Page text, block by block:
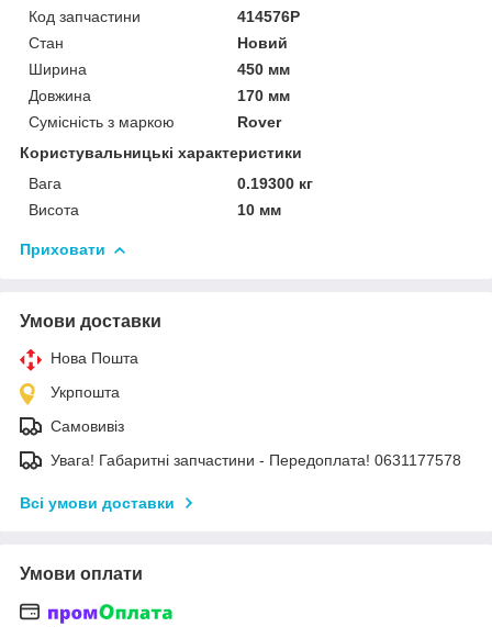
Код запчастини
414576P
Стан
Новий
Ширина
450 мм
Довжина
170 мм
Сумісність з маркою
Rover
Користувальницькі характеристики
Вага
0.19300 кг
Висота
10 мм
Приховати
Умови доставки
Нова Пошта
Укрпошта
Самовивіз
Увага! Габаритні запчастини - Передоплата! 0631177578
Всі умови доставки
Умови оплати